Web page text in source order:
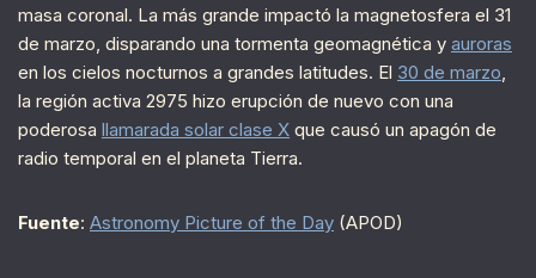
masa coronal. La más grande impactó la magnetosfera el 31
de marzo, disparando una tormenta geomagnética y auroras
en los cielos nocturnos a grandes latitudes. El 30 de marzo,
la región activa 2975 hizo erupción de nuevo con una
poderosa llamarada solar clase X que causó un apagón de
radio temporal en el planeta Tierra.
Fuente: Astronomy Picture of the Day (APOD)